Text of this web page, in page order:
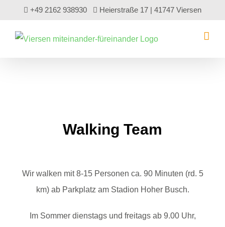
springen
+49 2162 938930 Heierstraße 17 | 41747 Viersen
Walking Team
Wir walken mit 8-15 Personen ca. 90 Minuten (rd. 5
km) ab Parkplatz am Stadion Hoher Busch.
Im Sommer dienstags und freitags ab 9.00 Uhr,